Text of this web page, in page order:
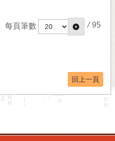
每頁筆數 / 95
回上一頁